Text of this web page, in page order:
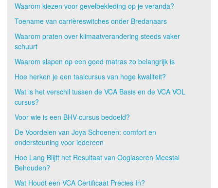
Waarom kiezen voor gevelbekleding op je veranda?
Toename van carrièreswitches onder Bredanaars
Waarom praten over klimaatverandering steeds vaker
schuurt
Waarom slapen op een goed matras zo belangrijk is
Hoe herken je een taalcursus van hoge kwaliteit?
Wat is het verschil tussen de VCA Basis en de VCA VOL
cursus?
Voor wie is een BHV-cursus bedoeld?
De Voordelen van Joya Schoenen: comfort en
ondersteuning voor iedereen
Hoe Lang Blijft het Resultaat van Ooglaseren Meestal
Behouden?
Wat Houdt een VCA Certificaat Precies In?